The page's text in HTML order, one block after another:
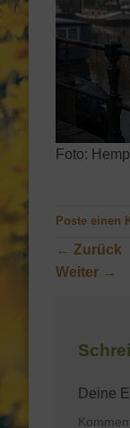
Foto:
Poste einen
← Zurück
Weiter →
Deine